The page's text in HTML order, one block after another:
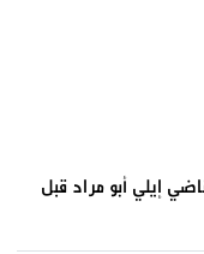
إيلي أبو مراد قبل